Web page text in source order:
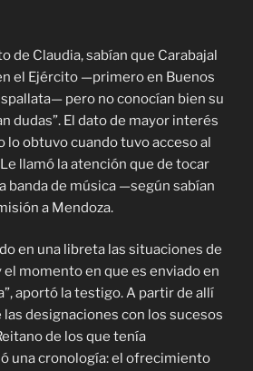
de Claudia, sabían que Carabajal
el Ejército —primero en Buenos
pero no conocían bien su
dudas”. El dato de mayor interés
lo obtuvo cuando tuvo acceso al
llamó la atención que de tocar
banda de música —según sabían
a Mendoza.
en una libreta las situaciones de
momento en que es enviado en
aportó la testigo. A partir de allí
las designaciones con los sucesos
de los que tenía
una cronología: el ofrecimiento